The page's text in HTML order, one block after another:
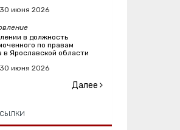
30 июня 2026
в должность
по правам
в Ярославской области
30 июня 2026
Далее